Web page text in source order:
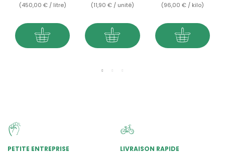
(450,00 € / litre) (11,90 € / unité) (96,00 € / kilo)
PETITE ENTREPRISE
LIVRAISON RAPIDE